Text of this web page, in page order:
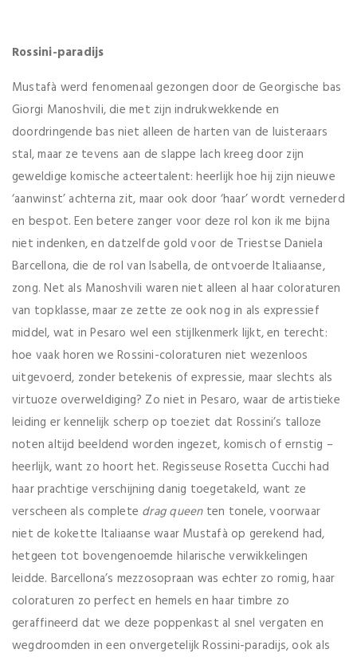
Rossini-paradijs
Mustafà werd fenomenaal gezongen door de Georgische bas
Giorgi Manoshvili, die met zijn indrukwekkende en
doordringende bas niet alleen de harten van de luisteraars
stal, maar ze tevens aan de slappe lach kreeg door zijn
geweldige komische acteertalent: heerlijk hoe hij zijn nieuwe
‘aanwinst’ achterna zit, maar ook door ‘haar’ wordt vernederd
en bespot. Een betere zanger voor deze rol kon ik me bijna
niet indenken, en datzelfde gold voor de Triestse Daniela
Barcellona, die de rol van Isabella, de ontvoerde Italiaanse,
zong. Net als Manoshvili waren niet alleen al haar coloraturen
van topklasse, maar ze zette ze ook nog in als expressief
middel, wat in Pesaro wel een stijlkenmerk lijkt, en terecht:
hoe vaak horen we Rossini-coloraturen niet wezenloos
uitgevoerd, zonder betekenis of expressie, maar slechts als
virtuoze overweldiging? Zo niet in Pesaro, waar de artistieke
leiding er kennelijk scherp op toeziet dat Rossini’s talloze
noten altijd beeldend worden ingezet, komisch of ernstig –
heerlijk, want zo hoort het. Regisseuse Rosetta Cucchi had
haar prachtige verschijning danig toegetakeld, want ze
verscheen als complete drag queenten tonele, voorwaar
niet de kokette Italiaanse waar Mustafà op gerekend had,
hetgeen tot bovengenoemde hilarische verwikkelingen
leidde. Barcellona’s mezzosopraan was echter zo romig, haar
coloraturen zo perfect en hemels en haar timbre zo
geraffineerd dat we deze poppenkast al snel vergaten en
wegdroomden in een onvergetelijk Rossini-paradijs, ook als